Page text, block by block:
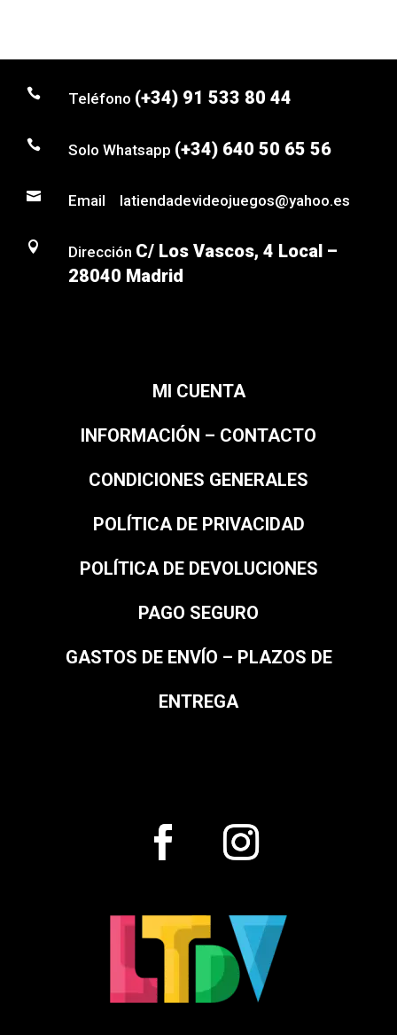
 Teléfono (+34) 91 533 80 44
 Solo Whatsapp (+34) 640 50 65 56
 Email latiendadevideojuegos@yahoo.es
 Dirección C/ Los Vascos, 4 Local –
28040 Madrid
MI CUENTA
INFORMACIÓN – CONTACTO
CONDICIONES GENERALES
POLÍTICA DE PRIVACIDAD
POLÍTICA DE DEVOLUCIONES
PAGO SEGURO
GASTOS DE ENVÍO – PLAZOS DE
ENTREGA